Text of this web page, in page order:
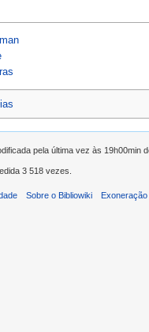
pela última vez às 19h00min
3 518 vezes.
Sobre o Bibliowiki